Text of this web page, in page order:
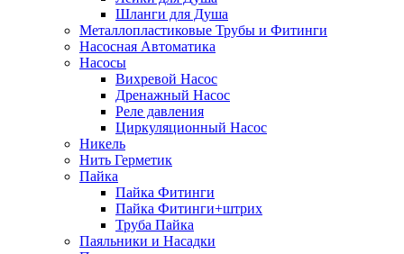
Шланги для Душа
Металлопластиковые Трубы и Фитинги
Насосная Автоматика
Насосы
Вихревой Насос
Дренажный Насос
Реле давления
Циркуляционный Насос
Никель
Нить Герметик
Пайка
Пайка Фитинги
Пайка Фитинги+штрих
Труба Пайка
Паяльники и Насадки